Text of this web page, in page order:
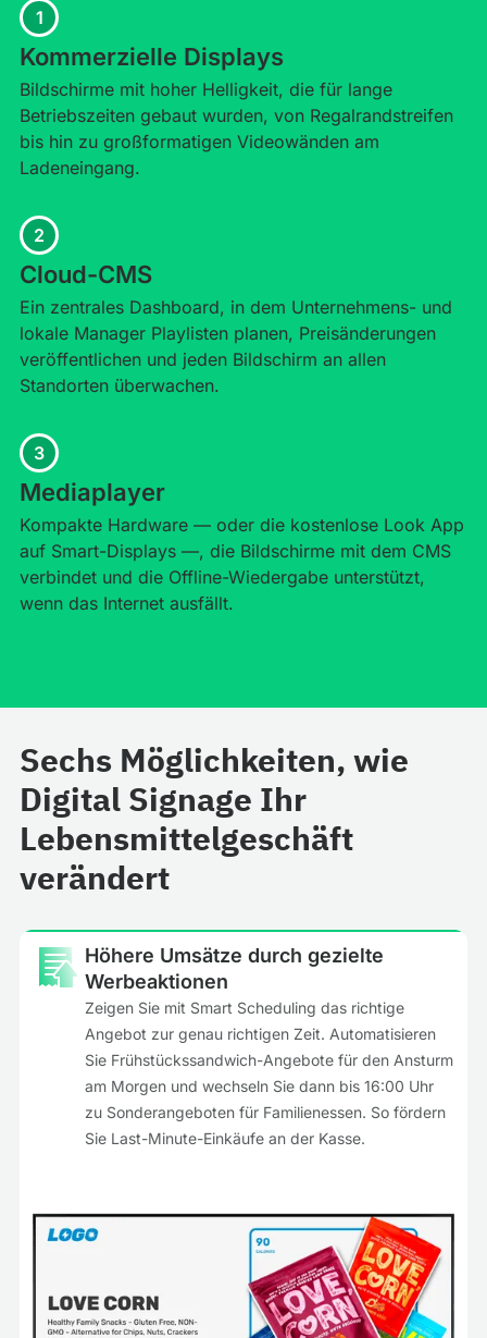
1
Kommerzielle Displays
Bildschirme mit hoher Helligkeit, die für lange
Betriebszeiten gebaut wurden, von Regalrandstreifen
bis hin zu großformatigen Videowänden am
Ladeneingang.
2
Cloud-CMS
Ein zentrales Dashboard, in dem Unternehmens- und
lokale Manager Playlisten planen, Preisänderungen
veröffentlichen und jeden Bildschirm an allen
Standorten überwachen.
3
Mediaplayer
Kompakte Hardware — oder die kostenlose Look App
auf Smart-Displays —, die Bildschirme mit dem CMS
verbindet und die Offline-Wiedergabe unterstützt,
wenn das Internet ausfällt.
Sechs Möglichkeiten, wie
Digital Signage Ihr
Lebensmittelgeschäft
verändert
Höhere Umsätze durch gezielte
Werbeaktionen
Zeigen Sie mit Smart Scheduling das richtige
Angebot zur genau richtigen Zeit. Automatisieren
Sie Frühstückssandwich-Angebote für den Ansturm
am Morgen und wechseln Sie dann bis 16:00 Uhr
zu Sonderangeboten für Familienessen. So fördern
Sie Last-Minute-Einkäufe an der Kasse.